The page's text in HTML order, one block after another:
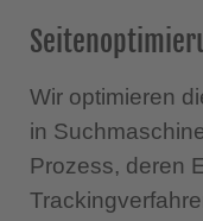
Wir optimieren
in
Prozess, deren